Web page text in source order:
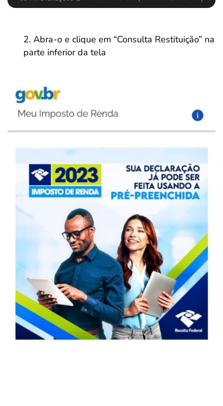
Abra-o e clique em “Consulta Restituição” na
parte inferior da tela